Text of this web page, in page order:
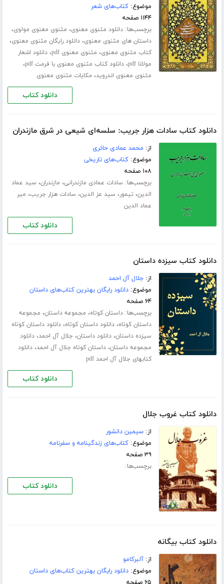
موضوع:کتاب‌های شعر
۱۱۴۴ صفحه
برچسب‌ها:دانلود مثنوی معنوی، مثنوی معنوی مولوی،
داستان های مثنوی معنوی،دانلود رایگان مثنوی معنوی،
کتاب مثنوی معنوی، مثنوی معنوی pdf ،دانلود اشعار
مولانا pdf
،دانلود کتاب مثنوی معنوی با فرمت pdf ،
مثنوی معنوی اندروید،حکایات مثنوی معنوی
دانلود کتاب
دانلود کتاب سادات هزار جریب: سلسه‌ای شیعی در شرق مازندران
از: محمد عمادی حائری
موضوع:کتاب‌های تاریخی
۱۰۸ صفحه
برچسب‌ها: سادات عمادی مازندرانی، مازندران، سید عماد
الدین، تیمور، سید عز الدین، سادات هزار جریب، میر
عماد الدین
دانلود کتاب
دانلود کتاب سیزده داستان
از:جلال آل احمد
موضوع:دانلود رایگان بهترین کتاب‌های داستان
۶۴ صفحه
برچسب‌ها:داستان کوتاه، مجموعه داستان، مجموعه
داستان کوتاه،دانلود داستان کوتاه،دانلود داستان کوتاه
سیزده داستان،دانلود داستان، جلال آل احمد،دانلود
مجموعه داستان،داستان کوتاه جلال آل احمد،دانلود
کتابهای جلال آل احمد pdf
دانلود کتاب
دانلود کتاب غروب جلال
از:سیمین دانشور
موضوع:کتاب‌های زندگینامه و سفرنامه
۳۹ صفحه
برچسب‌ها:
دانلود کتاب
دانلود کتاب بیگانه
از:آلبرکامو
موضوع:دانلود رایگان بهترین کتاب‌های داستان